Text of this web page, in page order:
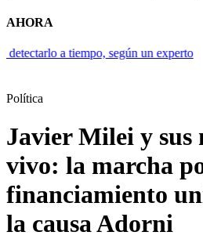
AHORA
según un experto Javier Milei y
Política
Javier Milei y sus
vivo: la marcha
financiamiento
la causa Adorni